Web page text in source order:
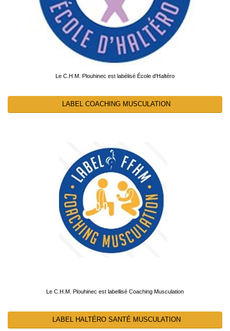
Le C.H.M. Plouhinec est labélisé École d'Haltéro
LABEL COACHING MUSCULATION
Le C.H.M. Plouhinec est labellisé Coaching Musculation
LABEL HALTÉRO SANTÉ MUSCULATION